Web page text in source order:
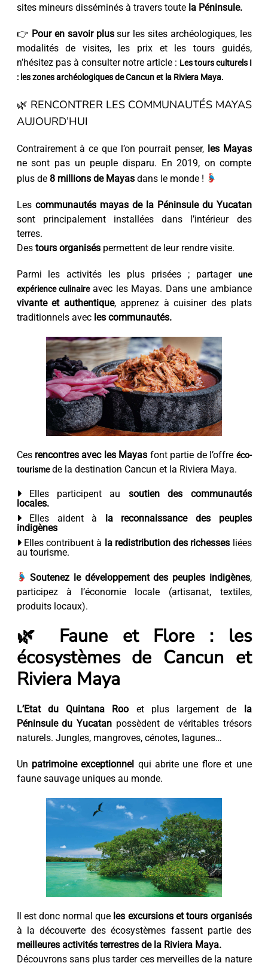
sites mineurs disséminés à travers toute la Péninsule.
👉 Pour en savoir plussur les sites archéologiques, les
modalités de visites, les prix et les tours guidés,
n’hésitez pas à consulter notre article : Les tours culturels I
: les zones archéologiques de Cancun et la Riviera Maya.
🌿 RENCONTRER LES COMMUNAUTÉS MAYAS
AUJOURD’HUI
Contrairement à ce que l’on pourrait penser, les Mayas
ne sont pas un peuple disparu. En 2019, on compte
plus de 8 millions de Mayasdans le monde !
Les communautés mayas de la Péninsule du Yucatan
sont principalement installées dans l’intérieur des
terres.
Des tours organiséspermettent de leur rendre visite.
Parmi les activités les plus prisées ; partager
une
expérience culinaireavec les Mayas. Dans une ambiance
vivante et authentique, apprenez à cuisiner des plats
traditionnels avec les communautés.
Ces rencontres avec les Mayas font partie de l’offre éco-
tourismede la destination Cancun et la Riviera Maya.
Elles participent au soutien des communautés
locales.
Elles aident à
la reconnaissance des peuples
indigènes
Elles contribuent à la redistribution des richesses liées
au tourisme.
Soutenez le développement des peuples indigènes,
participez à l’économie locale (artisanat, textiles,
produits locaux).
🌿 Faune et Flore : les
écosystèmes de Cancun et
Riviera Maya
L’Etat du Quintana Roo et plus largement de
la
Péninsule du Yucatan possèdent de véritables trésors
naturels. Jungles, mangroves, cénotes, lagunes…
Un patrimoine exceptionnel qui abrite une flore et une
faune sauvage uniques au monde.
Il est donc normal que les excursions et tours organisés
à la découverte des écosystèmes fassent partie des
meilleures activités terrestres de la Riviera Maya.
Découvrons sans plus tarder ces merveilles de la nature